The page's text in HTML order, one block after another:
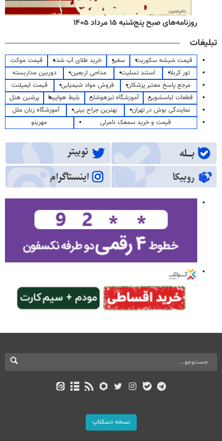
روزنامه‌های صبح پنج‌شنبه ۱۵ مرداد ۱۴۰۵
تبلیغات
قیمت شیشه سکوریت سفیر خرید طلای آب شده
قیمت موکت
تور کربلا
استند تسلیت مداحی اربعین
دوربین مداربسته
مرجع پاسخ معتبر پزشکان
فروش مواد شیمیایی
قیمت ایمپلنت
قطعات لباسشویی
آموزشگاه تیزهوشان بلیط هواپیما
پرشین هتل
نمایندگی بوش در تهران
بهترین جراح بینی
آموزشگاه زبان ملل
قیمت و خرید سمعک نامرئی
مهرینو
نسخه دسکتاپ